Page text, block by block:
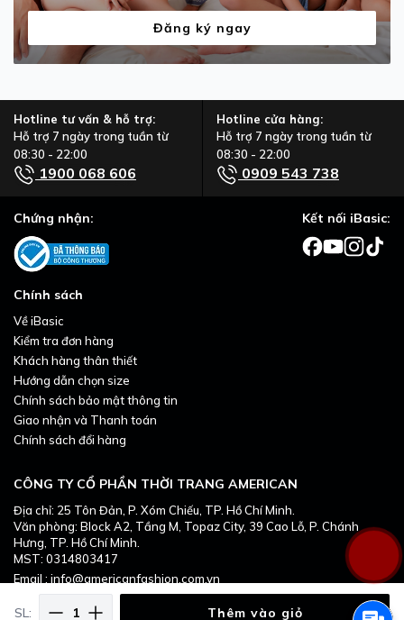
SL: Thêm vào giỏ
Đăng ký ngay
Hotline tư vấn & hỗ trợ:
Hỗ trợ 7 ngày trong tuần từ
08:30 - 22:00
1900 068 606
Hotline cửa hàng:
Hỗ trợ 7 ngày trong tuần từ
08:30 - 22:00
0909 543 738
CÔNG TY CỔ PHẦN THỜI TRANG AMERICAN
Địa chỉ: 25 Tôn Đản, P. Xóm Chiếu, TP. Hồ Chí Minh.
Văn phòng: Block A2, Tầng M, Topaz City, 39 Cao Lỗ, P. Chánh
Hưng, TP. Hồ Chí Minh.
MST: 0314803417
Email : info@americanfashion.com.vn
Chính sách
Về iBasic
Kiểm tra đơn hàng
Khách hàng thân thiết
Hướng dẫn chọn size
Chính sách bảo mật thông tin
Giao nhận và Thanh toán
Chính sách đổi hàng
Chứng nhận: Kết nối iBasic: